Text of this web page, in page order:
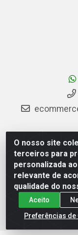
O nosso site
terceiros para
personalizada
relevante de
qualidade do
Aceito
Preferências de
AC Araujo
São Cristóvão,